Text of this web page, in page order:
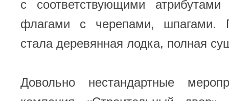
с соответствующими
флагами с черепами, шпагами.
стала деревянная лодка, полная
Довольно нестандартные